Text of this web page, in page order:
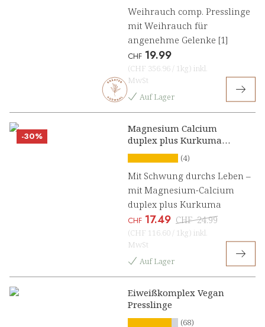
Weihrauch comp. Presslinge
mit Weihrauch für
angenehme Gelenke [1]
CHF 19.99
(CHF 356.96 / 1kg) inkl.
MwSt
Auf Lager
-30%
Magnesium Calcium
duplex plus Kurkuma
Presslinge
(4)
Mit Schwung durchs Leben –
mit Magnesium-Calcium
duplex plus Kurkuma
CHF 17.49 CHF 24.99
(CHF 116.60 / 1kg) inkl.
MwSt
Auf Lager
Eiweißkomplex Vegan
Presslinge
(68)